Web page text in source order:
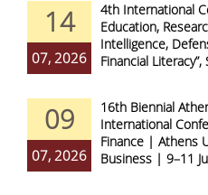
14
07, 2026
4th International
Education,
Intelligence,
Financial
09
07, 2026
16th Biennial
International
Finance | Athens
Business | 9–11